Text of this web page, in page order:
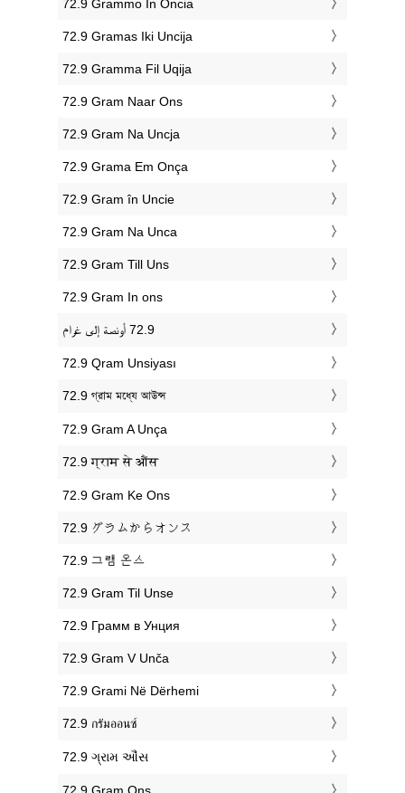
‎72.9 Grammo In Oncia
‎72.9 Gramas Iki Uncija
‎72.9 Gramma Fil Uqija
‎72.9 Gram Naar Ons
‎72.9 Gram Na Uncja
‎72.9 Grama Em Onça
‎72.9 Gram în Uncie
‎72.9 Gram Na Unca
‎72.9 Gram Till Uns
‎72.9 Gram In ons
‎72.9 Qram Unsiyası
‎72.9 গ্রাম মধ্যে আউন্স
‎72.9 Gram A Unça
‎72.9 ग्राम से औंस
‎72.9 Gram Ke Ons
‎72.9 グラムからオンス
‎72.9 그램 온스
‎72.9 Gram Til Unse
‎72.9 Грамм в Унция
‎72.9 Gram V Unča
‎72.9 Grami Në Dërhemi
‎72.9 กรัมออนซ์
‎72.9 ગ્રામ ઔંસ